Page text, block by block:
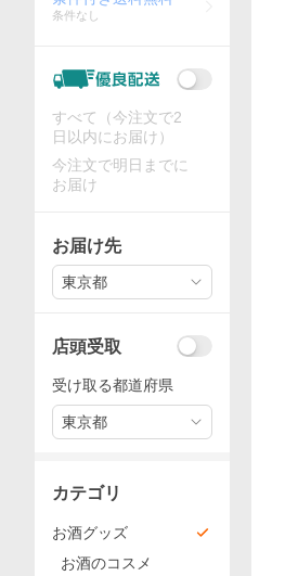
条件なし
すべて（今注文で2
日以内にお届け）
今注文で明日までに
お届け
お届け先
東京都
店頭受取
受け取る都道府県
東京都
カテゴリ
お酒グッズ
お酒のコスメ